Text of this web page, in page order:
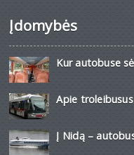
Įdomybės
Kur autobuse
Apie troleibusus
Į Nidą –